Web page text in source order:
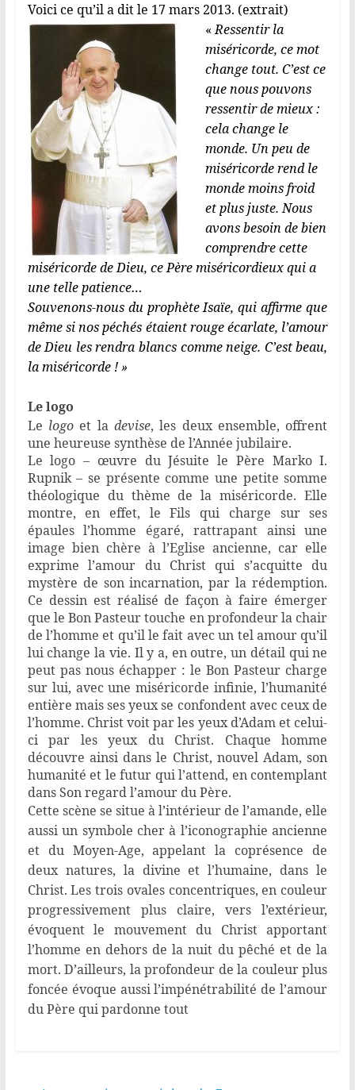
Voici ce qu’il a dit le 17 mars 2013. (extrait)
«Ressentir la
miséricorde, ce mot
change tout. C’est ce
que nous pouvons
ressentir de mieux :
cela change le
monde. Un peu de
miséricorde rend le
monde moins froid
et plus juste. Nous
avons besoin de bien
comprendre cette
miséricorde de Dieu, ce Père miséricordieux qui a
une telle patience…
Souvenons-nous du prophète Isaïe, qui affirme que
même si nos péchés étaient rouge écarlate, l’amour
de Dieu les rendra blancs comme neige. C’est beau,
la miséricorde ! »
Le logo
Le logo et la devise, les deux ensemble, offrent
une heureuse synthèse de l’Année jubilaire.
Le logo – œuvre du Jésuite le Père Marko I.
Rupnik – se présente comme une petite somme
théologique du thème de la miséricorde. Elle
montre, en effet, le Fils qui charge sur ses
épaules l’homme égaré, rattrapant ainsi une
image bien chère à l’Eglise ancienne, car elle
exprime l’amour du Christ qui s’acquitte du
mystère de son incarnation, par la rédemption.
Ce dessin est réalisé de façon à faire émerger
que le Bon Pasteur touche en profondeur la chair
de l’homme et qu’il le fait avec un tel amour qu’il
lui change la vie. Il y a, en outre, un détail qui ne
peut pas nous échapper : le Bon Pasteur charge
sur lui, avec une miséricorde infinie, l’humanité
entière mais ses yeux se confondent avec ceux de
l’homme. Christ voit par les yeux d’Adam et celui-
ci par les yeux du Christ. Chaque homme
découvre ainsi dans le Christ, nouvel Adam, son
humanité et le futur qui l’attend, en contemplant
dans Son regard l’amour du Père.
Cette scène se situe à l’intérieur de l’amande, elle
aussi un symbole cher à l’iconographie ancienne
et du Moyen-Age, appelant la coprésence de
deux natures, la divine et l’humaine, dans le
Christ. Les trois ovales concentriques, en couleur
progressivement plus claire, vers l’extérieur,
évoquent le mouvement du Christ apportant
l’homme en dehors de la nuit du pêché et de la
mort. D’ailleurs, la profondeur de la couleur plus
foncée évoque aussi l’impénétrabilité de l’amour
du Père qui pardonne tout